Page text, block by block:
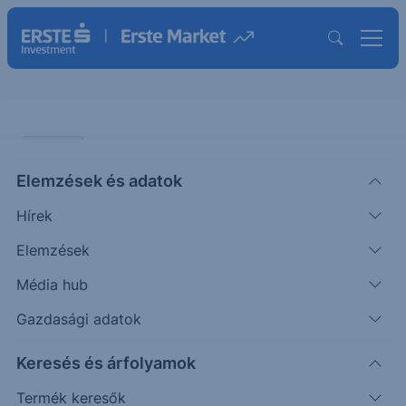
Elemzések és adatok
Hírek
Elemzések
Média hub
Gazdasági adatok
Keresés és árfolyamok
Termék keresők
megbízást- Basf
Egy réssel nyitott ma reggel a Basf és sikerrel
törte át a 66,2 eurós ellenállást is az árfolyam. A